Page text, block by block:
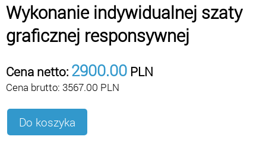
Wykonanie indywidualnej szaty
graficznej responsywnej
Cena netto: 2900.00 PLN
Cena brutto: 3567.00 PLN